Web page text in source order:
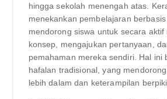
hingga sekolah menengah atas.
menekankan pembelajaran berbasis
mendorong siswa untuk secara
konsep, mengajukan pertanyaan,
pemahaman mereka sendiri. Hal ini
hafalan tradisional, yang
lebih dalam dan keterampilan